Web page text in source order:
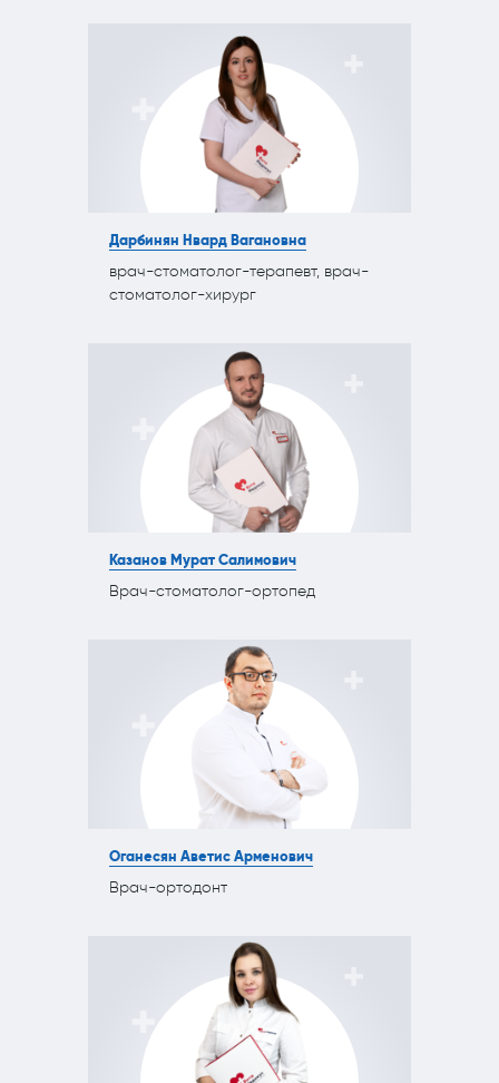
Дарбинян Нвард Вагановна
врач-стоматолог-терапевт, врач-
стоматолог-хирург
Казанов Мурат Салимович
Врач-стоматолог-ортопед
Оганесян Аветис Арменович
Врач-ортодонт